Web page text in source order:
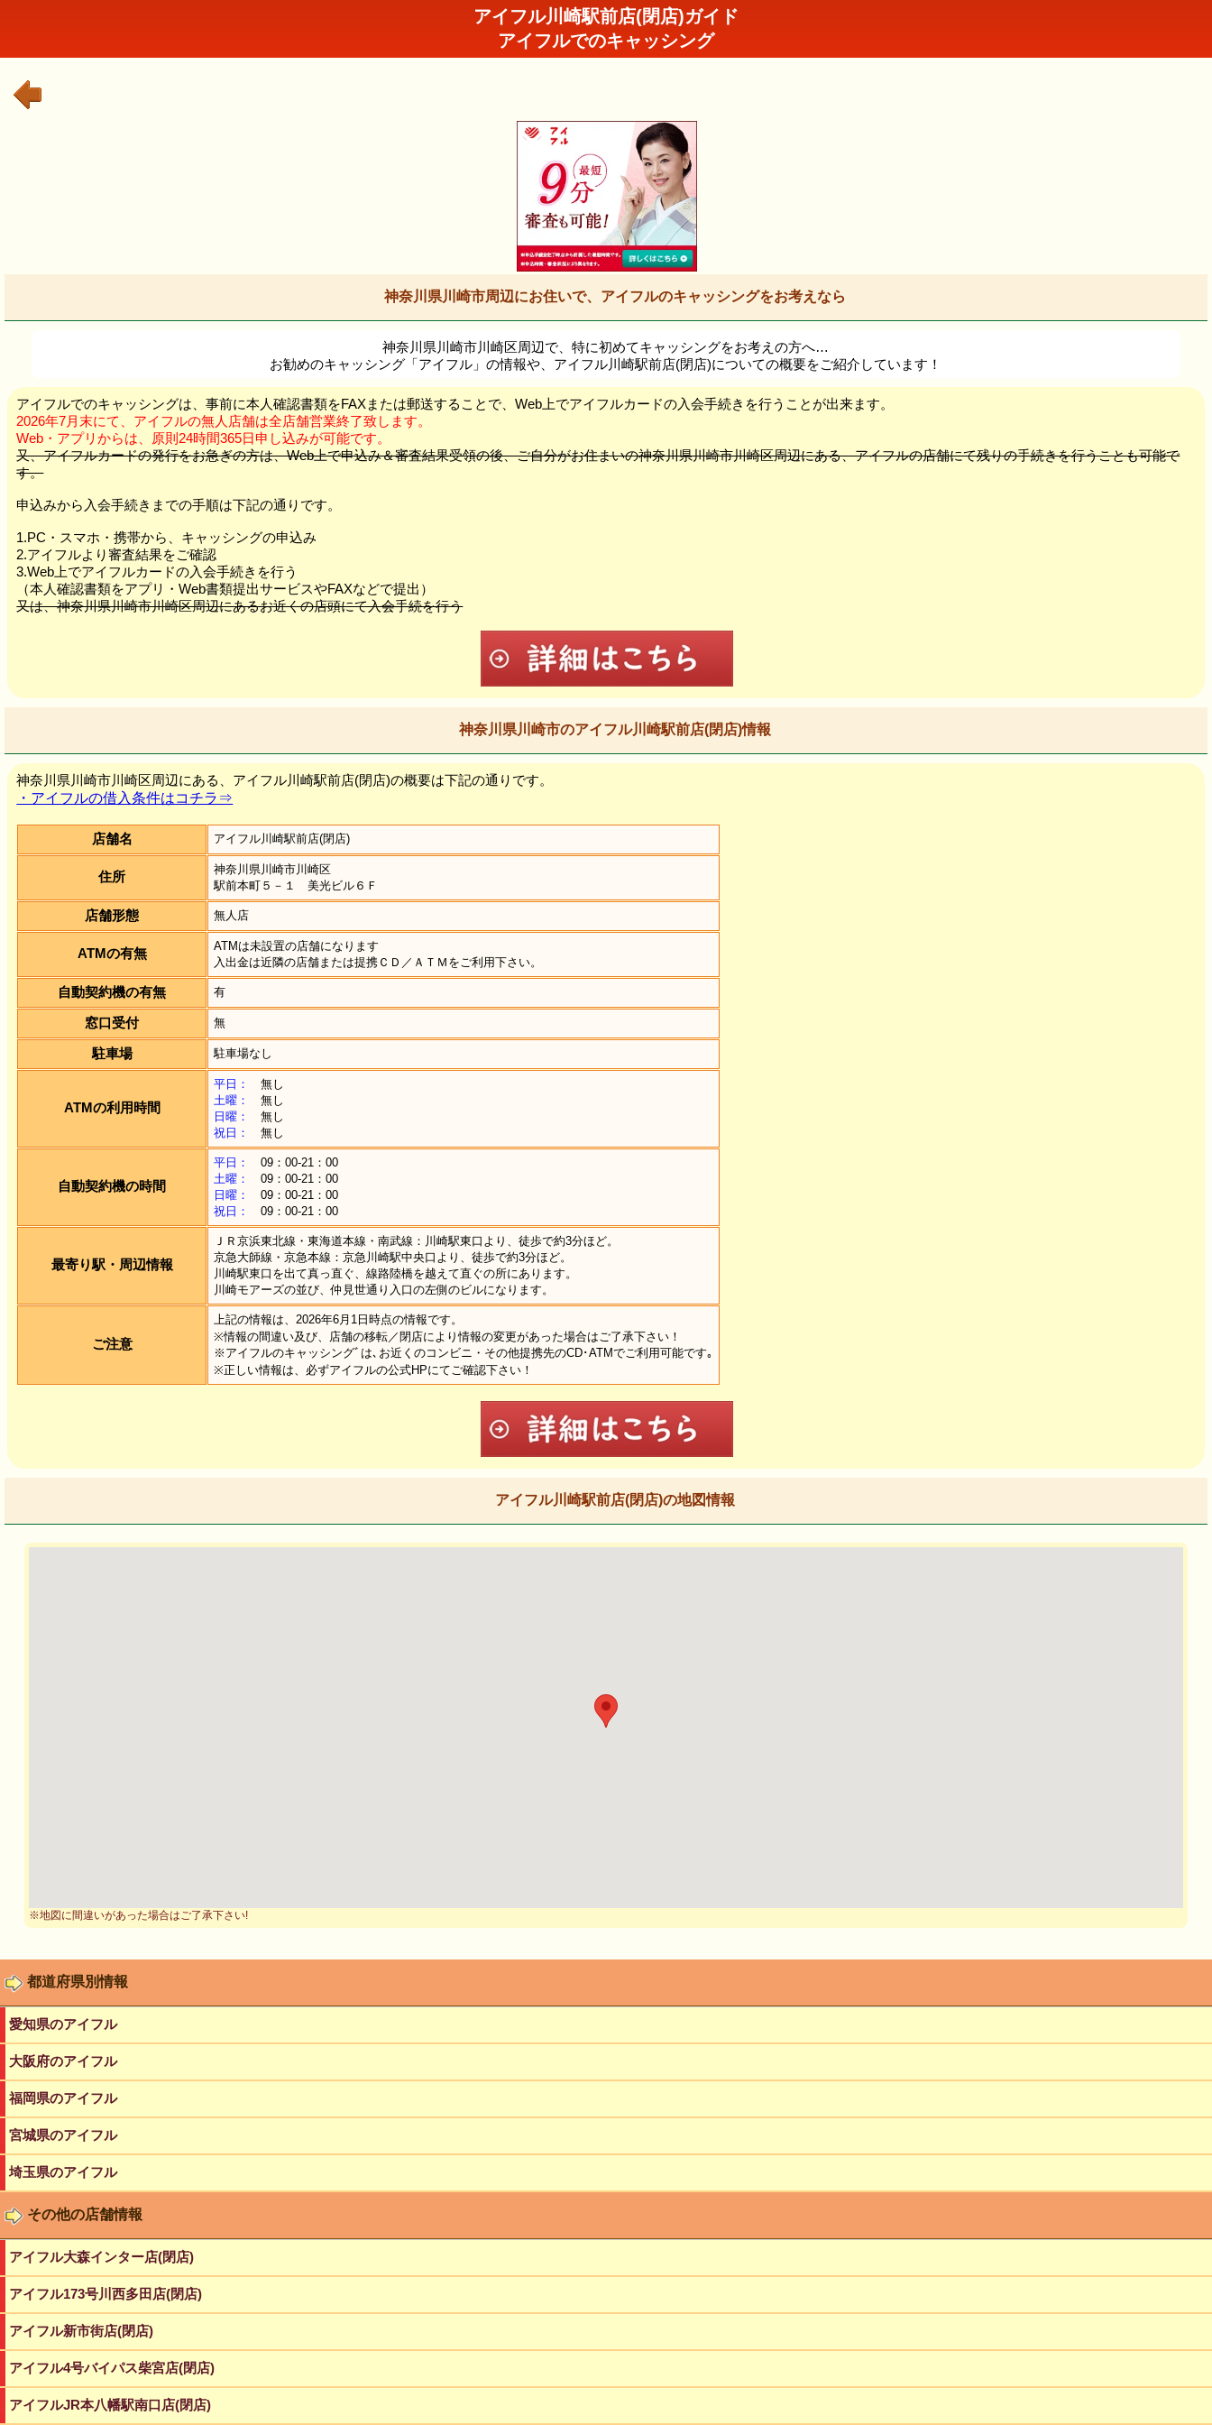
アイフル川崎駅前店(閉店)ガイド
アイフルでのキャッシング
神奈川県川崎市周辺にお住いで、アイフルのキャッシングをお考えなら
神奈川県川崎市川崎区周辺で、特に初めてキャッシングをお考えの方へ…
お勧めのキャッシング「アイフル」の情報や、アイフル川崎駅前店(閉店)についての概要をご紹介しています！
アイフルでのキャッシングは、事前に本人確認書類をFAXまたは郵送することで、Web上でアイフルカードの入会手続きを行うことが出来ます。
2026年7月末にて、アイフルの無人店舗は全店舗営業終了致します。
Web・アプリからは、原則24時間365日申し込みが可能です。
又、アイフルカードの発行をお急ぎの方は、Web上で申込み＆審査結果受領の後、ご自分がお住まいの神奈川県川崎市川崎区周辺にある、アイフルの店舗にて残りの手続きを行うことも可能で
す。
申込みから入会手続きまでの手順は下記の通りです。
1.PC・スマホ・携帯から、キャッシングの申込み
2.アイフルより審査結果をご確認
3.Web上でアイフルカードの入会手続きを行う
（本人確認書類をアプリ・Web書類提出サービスやFAXなどで提出）
又は、神奈川県川崎市川崎区周辺にあるお近くの店頭にて入会手続を行う
神奈川県川崎市のアイフル川崎駅前店(閉店)情報
神奈川県川崎市川崎区周辺にある、アイフル川崎駅前店(閉店)の概要は下記の通りです。
・アイフルの借入条件はコチラ⇒
店舗名 アイフル川崎駅前店(閉店)
住所
神奈川県川崎市川崎区
駅前本町５－１ 美光ビル６Ｆ
店舗形態 無人店
ATMの有無
ATMは未設置の店舗になります
入出金は近隣の店舗または提携ＣＤ／ＡＴＭをご利用下さい。
自動契約機の有無 有
窓口受付 無
駐車場 駐車場なし
ATMの利用時間
平日：
無し
土曜：
無し
日曜：
無し
祝日：
無し
自動契約機の時間
平日：
09：00-21：00
土曜：
09：00-21：00
日曜：
09：00-21：00
祝日：
09：00-21：00
最寄り駅・周辺情報
ＪＲ京浜東北線・東海道本線・南武線：川崎駅東口より、徒歩で約3分ほど。
京急大師線・京急本線：京急川崎駅中央口より、徒歩で約3分ほど。
川崎駅東口を出て真っ直ぐ、線路陸橋を越えて直ぐの所にあります。
川崎モアーズの並び、仲見世通り入口の左側のビルになります。
ご注意
上記の情報は、2026年6月1日時点の情報です。
※情報の間違い及び、店舗の移転／閉店により情報の変更があった場合はご了承下さい！
※アイフルのキャッシングﾞは､お近くのコンビニ・その他提携先のCD･ATMでご利用可能です｡
※正しい情報は、必ずアイフルの公式HPにてご確認下さい！
アイフル川崎駅前店(閉店)の地図情報
※地図に間違いがあった場合はご了承下さい!
都道府県別情報
愛知県のアイフル
大阪府のアイフル
福岡県のアイフル
宮城県のアイフル
埼玉県のアイフル
その他の店舗情報
アイフル大森インター店(閉店)
アイフル173号川西多田店(閉店)
アイフル新市街店(閉店)
アイフル4号バイパス柴宮店(閉店)
アイフルJR本八幡駅南口店(閉店)